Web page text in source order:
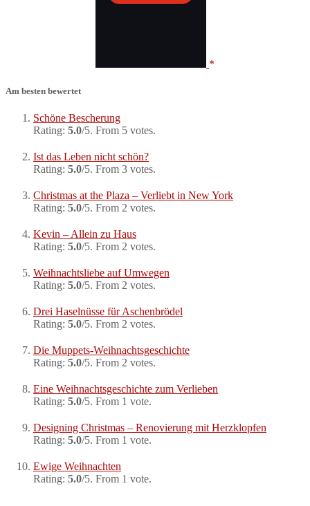
Am besten bewertet
Schöne Bescherung
Rating: 5.0/5. From 5 votes.
Ist das Leben nicht schön?
Rating: 5.0/5. From 3 votes.
Christmas at the Plaza – Verliebt in New York
Rating: 5.0/5. From 2 votes.
Kevin – Allein zu Haus
Rating: 5.0/5. From 2 votes.
Weihnachtsliebe auf Umwegen
Rating: 5.0/5. From 2 votes.
Drei Haselnüsse für Aschenbrödel
Rating: 5.0/5. From 2 votes.
Die Muppets-Weihnachtsgeschichte
Rating: 5.0/5. From 2 votes.
Eine Weihnachtsgeschichte zum Verlieben
Rating: 5.0/5. From 1 vote.
Designing Christmas – Renovierung mit Herzklopfen
Rating: 5.0/5. From 1 vote.
Ewige Weihnachten
Rating: 5.0/5. From 1 vote.